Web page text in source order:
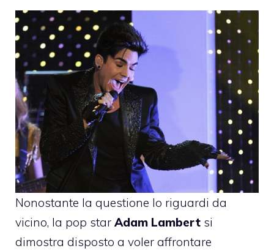
Nonostante la questione lo riguardi da
vicino, la pop star Adam Lambert si
dimostra disposto a voler affrontare